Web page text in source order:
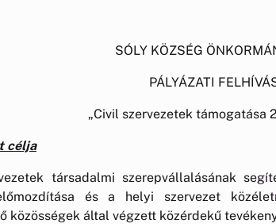
SÓLY KÖZSÉG
PÁLYÁZATI
„Civil szervezetek támogatása
célja
társadalmi szerepvállalásának
és a helyi szervezet
közösségek által végzett közérdekű